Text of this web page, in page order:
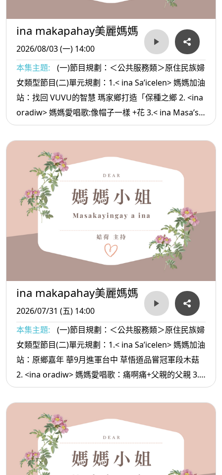
ina makapahay美麗媽媽
2026/08/03 (一) 14:00
本集主題:
(一)節目規劃：＜公共服務類＞原住民族婦
女類型節目(二)單元規劃：1.< ina Sa’icelen> 媽媽加油
站：找回 VUVU的智慧 瑪家鄉打造「保種之鄉 2. <ina
oradiw> 媽媽愛唱歌:像帽子一樣 +花 3.< ina Masa’sa
>媽媽放輕鬆:別委屈 自己
ina makapahay美麗媽媽
2026/07/31 (五) 14:00
本集主題:
(一)節目規劃：＜公共服務類＞原住民族婦
女類型節目(二)單元規劃：1.< ina Sa’icelen> 媽媽加油
站：原鄉嘉年 華9月進軍台中 草悟道品嘗冠軍段木菇
2. <ina oradiw> 媽媽愛唱歌：痛啊痛+父親的父親 3.<
ina Masa’sa >媽媽放輕鬆:一生都還不完的人情